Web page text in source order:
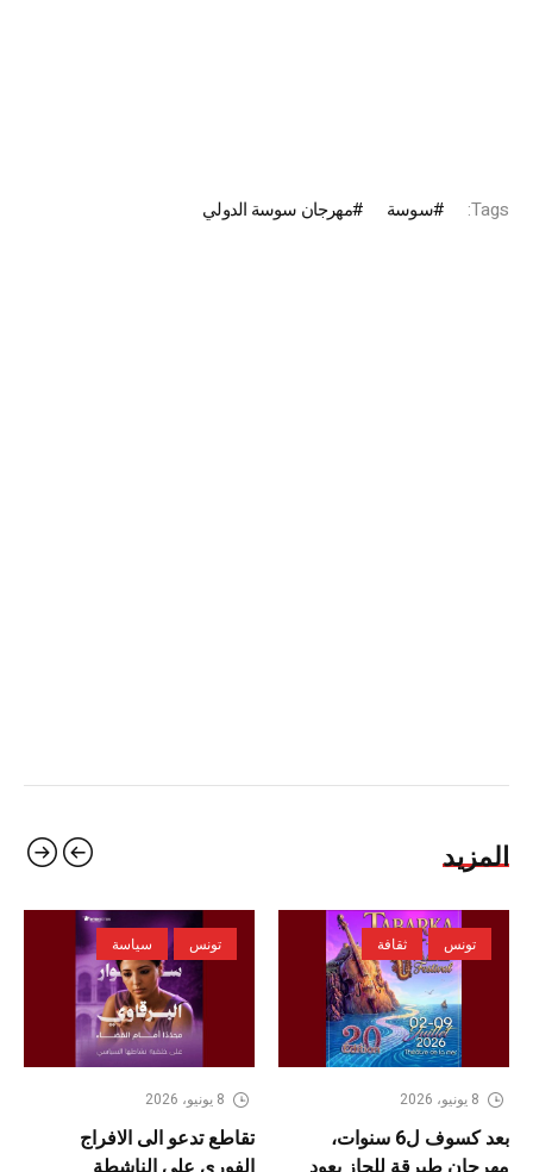
Tags: سوسة مه‍رجان سوسة الدولي
المزيد
تونس ثقافة
8 يونيو، 2026
بعد كسوف ل6 سنوات،
تونس سياسة
8 يونيو، 2026
تقاطع تدعو الى الافراج